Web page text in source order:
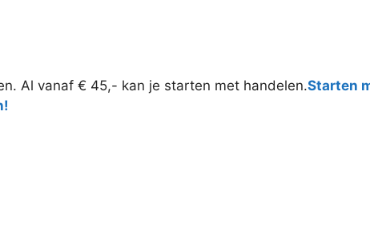
Al vanaf € 45,- kan je starten met handelen.Starten